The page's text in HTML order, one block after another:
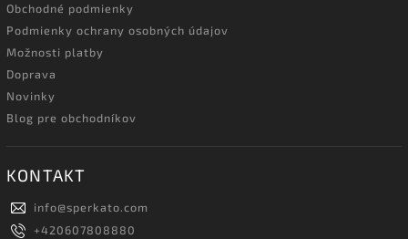
Obchodné podmienky
Podmienky ochrany osobných údajov
Možnosti platby
Doprava
Novinky
Blog pre obchodníkov
KONTAKT
info@sperkato.com
+420607808880